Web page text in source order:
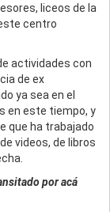
liceos de la
centro
actividades con
de ex
ya sea en el
en este tiempo, y
que ha trabajado
videos, de libros
por acá